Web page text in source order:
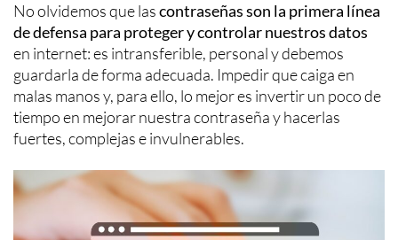
No olvidemos que lascontraseñas son la primera línea
de defensa para proteger y controlar nuestros datos
en internet: es intransferible, personal y debemos
guardarla de forma adecuada. Impedir que caiga en
malas manos y, para ello, lo mejor es invertir un poco de
tiempo en mejorar nuestra contraseña y hacerlas
fuertes, complejas e invulnerables.